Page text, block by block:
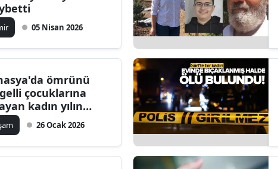
Erzurum
Eskişehir
Gaziantep
Giresun
Gümüşhane
Hakkari
05 Nisan 2026
ömrünü
çocuklarına
kadın yılın
seçildi26 Ocak 2026